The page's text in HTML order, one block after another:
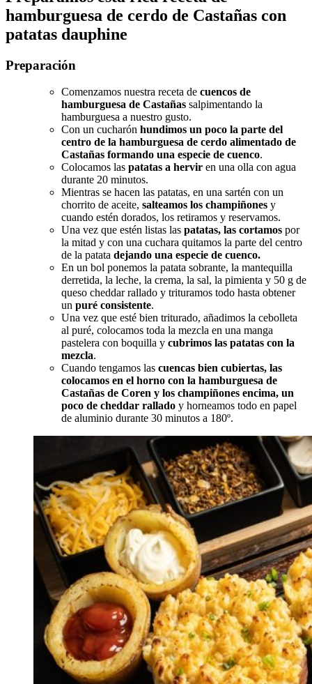
hamburguesa de cerdo de Castañas con
patatas dauphine
Preparación
Comenzamos nuestra receta de cuencos de
hamburguesa de Castañas salpimentando la
hamburguesa a nuestro gusto.
Con un cucharón hundimos un poco la parte del
centro de la hamburguesa de cerdo alimentado de
Castañas formando una especie de cuenco.
Colocamos las patatas a hervir en una olla con agua
durante 20 minutos.
Mientras se hacen las patatas, en una sartén con un
chorrito de aceite, salteamos los champiñones y
cuando estén dorados, los retiramos y reservamos.
Una vez que estén listas las patatas, las cortamos por
la mitad y con una cuchara quitamos la parte del centro
de la patata dejando una especie de cuenco.
En un bol ponemos la patata sobrante, la mantequilla
derretida, la leche, la crema, la sal, la pimienta y 50 g de
queso cheddar rallado y trituramos todo hasta obtener
un puré consistente.
Una vez que esté bien triturado, añadimos la cebolleta
al puré, colocamos toda la mezcla en una manga
pastelera con boquilla y cubrimos las patatas con la
mezcla.
Cuando tengamos las cuencas bien cubiertas, las
colocamos en el horno con la hamburguesa de
Castañas de Coren y los champiñones encima, un
poco de cheddar rallado y horneamos todo en papel
de aluminio durante 30 minutos a 180º.